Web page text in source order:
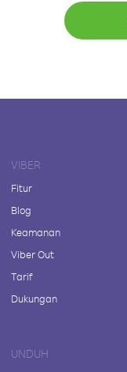
VIBER
Fitur
Blog
Keamanan
Viber Out
Tarif
Dukungan
UNDUH